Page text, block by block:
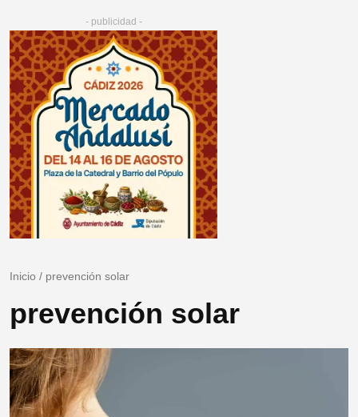
- publicidad -
Inicio / prevención solar
prevención solar